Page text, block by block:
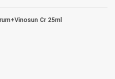
Cr 25ml